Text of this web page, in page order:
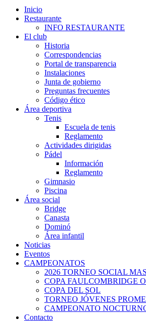
Inicio
Restaurante
INFO RESTAURANTE
El club
Historia
Correspondencias
Portal de transparencia
Instalaciones
Junta de gobierno
Preguntas frecuentes
Código ético
Área deportiva
Tenis
Escuela de tenis
Reglamento
Actividades dirigidas
Pádel
Información
Reglamento
Gimnasio
Piscina
Área social
Bridge
Canasta
Dominó
Área infantil
Noticias
Eventos
CAMPEONATOS
2026 TORNEO SOCIAL
COPA FAULCOMBRIDGE
COPA DEL SOL
TORNEO JÓVENES
CAMPEONATO
Contacto